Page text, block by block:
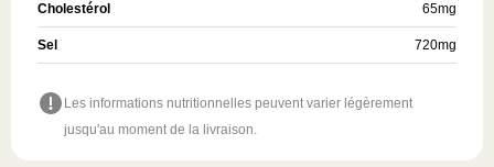
Cholestérol 65mg
Sel 720mg
Les informations nutritionnelles peuvent varier légèrement
jusqu'au moment de la livraison.